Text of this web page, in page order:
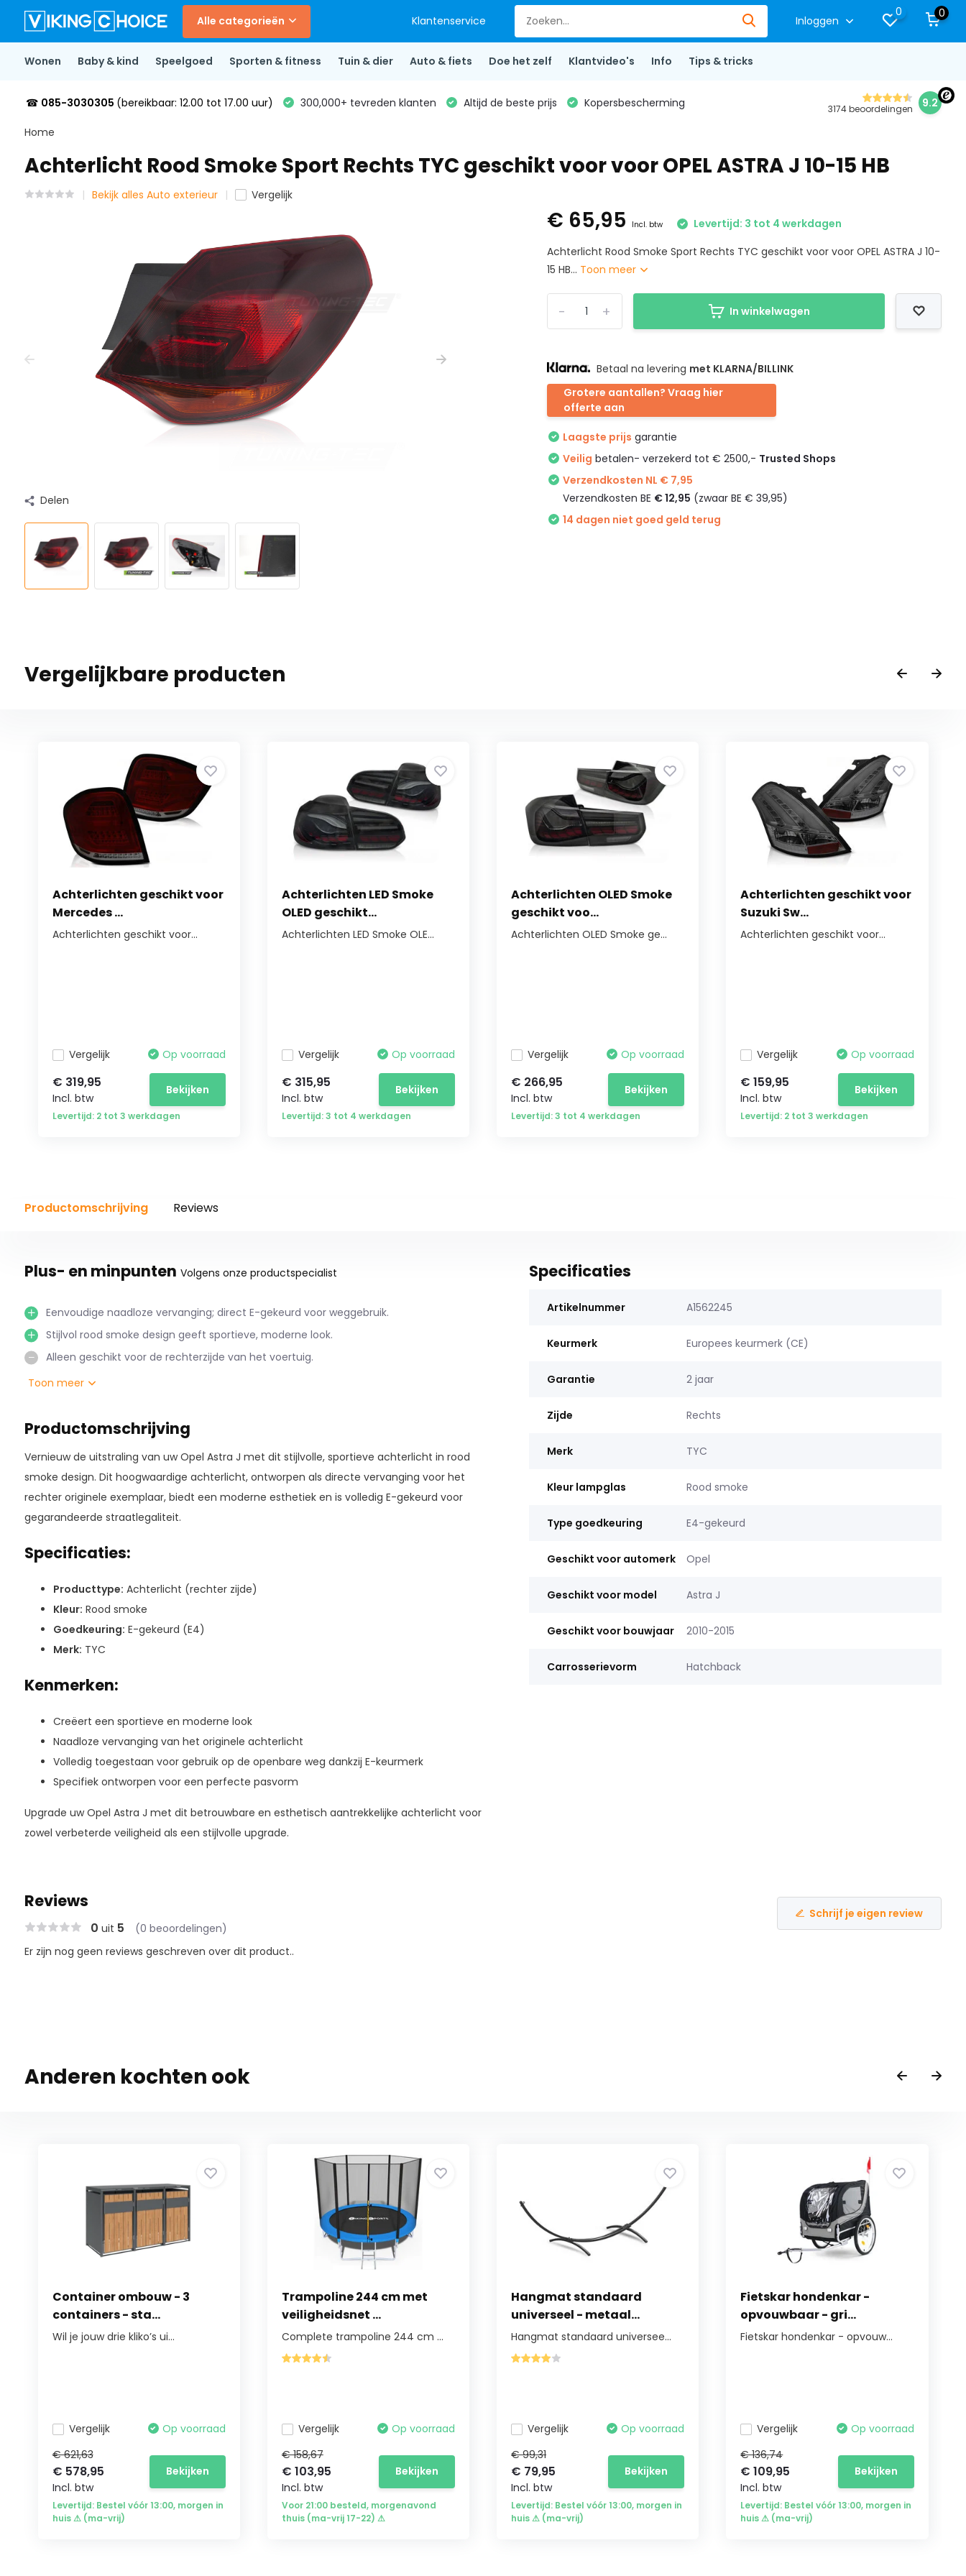
Alle categorieën Klantenservice Inloggen
0 0
Wonen Baby & kind Speelgoed Sporten & fitness Tuin & dier Auto & fiets Doe het zelf Klantvideo's Info Tips & tricks
☎ 085-3030305 (bereikbaar: 12.00 tot 17.00 uur) 300,000+ tevreden klanten Altijd de beste prijs Kopersbescherming 3174 beoordelingen 9.2
Home
Achterlicht Rood Smoke Sport Rechts TYC geschikt voor voor OPEL ASTRA J 10-15 HB
Bekijk alles Auto exterieur Vergelijk
Delen
€ 65,95 Incl. btw
Levertijd: 3 tot 4 werkdagen
Achterlicht Rood Smoke Sport Rechts TYC geschikt voor voor OPEL ASTRA J 10-
15 HB... Toon meer
+
- In winkelwagen
Betaal na levering met KLARNA/BILLINK
Grotere aantallen? Vraag hier
offerte aan
Laagste prijs garantie
Veilig betalen- verzekerd tot € 2500,- Trusted Shops
Verzendkosten NL € 7,95
Verzendkosten BE € 12,95 (zwaar BE € 39,95)
14 dagen niet goed geld terug
Vergelijkbare producten
Achterlichten geschikt voor
Mercedes ...
Achterlichten geschikt voor...
Vergelijk Op voorraad
€ 319,95
Incl. btw
Bekijken
Levertijd: 2 tot 3 werkdagen
Achterlichten LED Smoke
OLED geschikt...
Achterlichten LED Smoke OLE...
Vergelijk Op voorraad
€ 315,95
Incl. btw
Bekijken
Levertijd: 3 tot 4 werkdagen
Achterlichten OLED Smoke
geschikt voo...
Achterlichten OLED Smoke ge...
Vergelijk Op voorraad
€ 266,95
Incl. btw
Bekijken
Levertijd: 3 tot 4 werkdagen
Achterlichten geschikt voor
Suzuki Sw...
Achterlichten geschikt voor...
Vergelijk Op voorraad
€ 159,95
Incl. btw
Bekijken
Levertijd: 2 tot 3 werkdagen
Productomschrijving Reviews
Plus- en minpunten Volgens onze productspecialist
Eenvoudige naadloze vervanging; direct E-gekeurd voor weggebruik.
Stijlvol rood smoke design geeft sportieve, moderne look.
Alleen geschikt voor de rechterzijde van het voertuig.
Toon meer
Productomschrijving
Vernieuw de uitstraling van uw Opel Astra J met dit stijlvolle, sportieve achterlicht in rood
smoke design. Dit hoogwaardige achterlicht, ontworpen als directe vervanging voor het
rechter originele exemplaar, biedt een moderne esthetiek en is volledig E-gekeurd voor
gegarandeerde straatlegaliteit.
Specificaties:
Producttype: Achterlicht (rechter zijde)
Kleur: Rood smoke
Goedkeuring: E-gekeurd (E4)
Merk: TYC
Kenmerken:
Creëert een sportieve en moderne look
Naadloze vervanging van het originele achterlicht
Volledig toegestaan voor gebruik op de openbare weg dankzij E-keurmerk
Specifiek ontworpen voor een perfecte pasvorm
Upgrade uw Opel Astra J met dit betrouwbare en esthetisch aantrekkelijke achterlicht voor
zowel verbeterde veiligheid als een stijlvolle upgrade.
Specificaties
Artikelnummer A1562245
Keurmerk Europees keurmerk (CE)
Garantie 2 jaar
Zijde Rechts
Merk TYC
Kleur lampglas Rood smoke
Type goedkeuring E4-gekeurd
Geschikt voor automerk Opel
Geschikt voor model Astra J
Geschikt voor bouwjaar 2010-2015
Carrosserievorm Hatchback
Reviews
0 uit 5 (0 beoordelingen)
Schrijf je eigen review
Er zijn nog geen reviews geschreven over dit product..
Anderen kochten ook
Container ombouw - 3
containers - sta...
Wil je jouw drie kliko’s ui...
Vergelijk
Op voorraad
€ 621,63
€ 578,95
Incl. btw
Bekijken
Levertijd: Bestel vóór 13:00, morgen in
huis ⚠ (ma-vrij)
Trampoline 244 cm met
veiligheidsnet ...
Complete trampoline 244 cm ...
Vergelijk
Op voorraad
€ 158,67
€ 103,95
Incl. btw
Bekijken
Voor 21:00 besteld, morgenavond
thuis (ma-vrij 17-22) ⚠
Hangmat standaard
universeel - metaal...
Hangmat standaard universee...
Vergelijk
Op voorraad
€ 99,31
€ 79,95
Incl. btw
Bekijken
Levertijd: Bestel vóór 13:00, morgen in
huis ⚠ (ma-vrij)
Fietskar hondenkar -
opvouwbaar - gri...
Fietskar hondenkar - opvouw...
Vergelijk
Op voorraad
€ 136,74
€ 109,95
Incl. btw
Bekijken
Levertijd: Bestel vóór 13:00, morgen in
huis ⚠ (ma-vrij)